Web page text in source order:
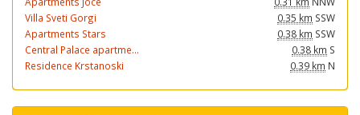
Villa Sveti Gorgi
0.35 km SSW
Apartments Stars
0.38 km SSW
Central Palace apartme...
0.38 km S
Residence Krstanoski
0.39 km N